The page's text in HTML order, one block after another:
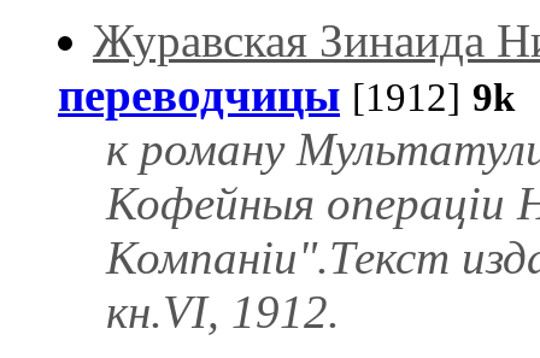
Журавская Зинаида
переводчицы [1912] 9k
к роману
Кофейныя операціи
Компаніи".Текст
кн.VI, 1912.